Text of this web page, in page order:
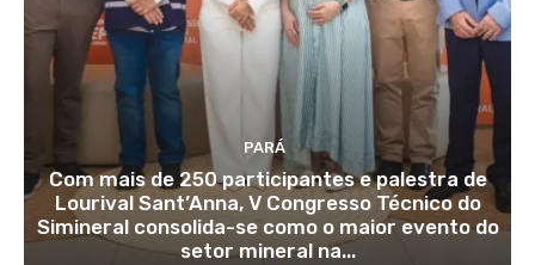
PARÁ
Com mais de 250 participantes e palestra de
Lourival Sant’Anna, V Congresso Técnico do
Simineral consolida-se como o maior evento do
setor mineral na...